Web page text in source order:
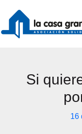
contenido
Si
16